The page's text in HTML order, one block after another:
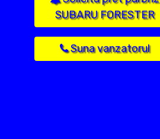
SUBARU FORESTER
Suna vanzatorul